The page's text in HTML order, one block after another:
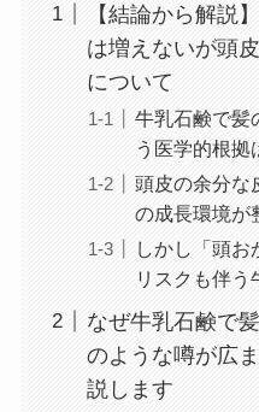
【結論から解説
は増えないが頭
について
牛乳石鹸で髪
う医学的根拠
頭皮の余分な
の成長環境が
しかし「頭お
リスクも伴う
なぜ牛乳石鹸で
のような噂が広
説します